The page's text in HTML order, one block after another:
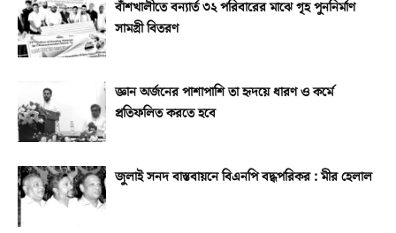
বাঁশখালীতে বন্যার্ত ৩২ পরিবারের মাঝে গৃহ পুননির্মাণ
সামগ্রী বিতরণ
জ্ঞান অর্জনের পাশাপাশি তা হৃদয়ে ধারণ ও কর্মে
প্রতিফলিত করতে হবে
জুলাই সনদ বাস্তবায়নে বিএনপি বদ্ধপরিকর : মীর হেলাল